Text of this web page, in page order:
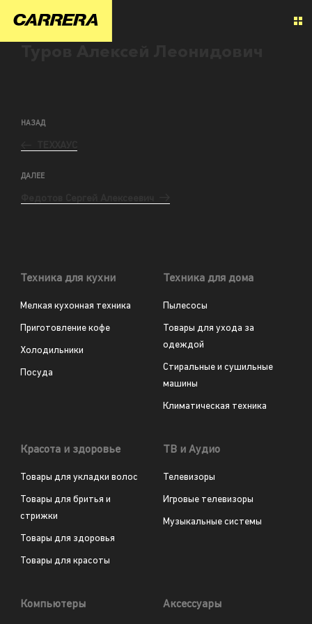
НАЗАД
ДАЛЕЕ
Техника для кухни
Мелкая кухонная техника
Приготовление кофе
Холодильники
Посуда
Техника для дома
Пылесосы
Товары для ухода за
одеждой
Стиральные и сушильные
машины
Климатическая техника
Красота и здоровье
Товары для укладки волос
Товары для бритья и
стрижки
Товары для здоровья
Товары для красоты
ТВ и Аудио
Телевизоры
Игровые телевизоры
Музыкальные системы
Компьютеры Аксессуары